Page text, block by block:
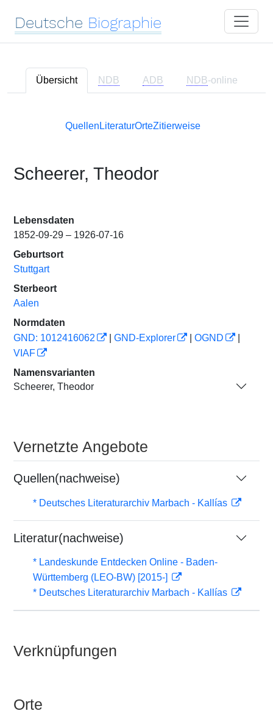
Deutsche Biographie
Übersicht NDB ADB NDB-online
Quellen LiteraturOrteZitierweise
Scheerer, Theodor
Lebensdaten
1852-09-29 – 1926-07-16
Geburtsort
Stuttgart
Sterbeort
Aalen
Normdaten
GND: 1012416062
GND-Explorer OGND
VIAF
Namensvarianten
Scheerer, Theodor
Vernetzte Angebote
Quellen(nachweise)
* Deutsches Literaturarchiv Marbach - Kallías
Literatur(nachweise)
* Landeskunde Entdecken Online - Baden-
Württemberg (LEO-BW) [2015-]
* Deutsches Literaturarchiv Marbach - Kallías
Verknüpfungen
Orte